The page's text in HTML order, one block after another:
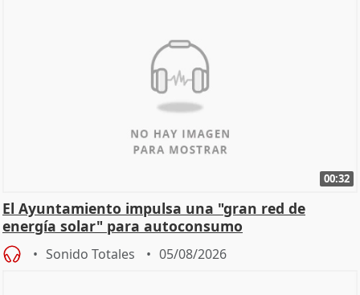
00:32
El Ayuntamiento impulsa una "gran red de
energía solar" para autoconsumo
Sonido Totales 05/08/2026